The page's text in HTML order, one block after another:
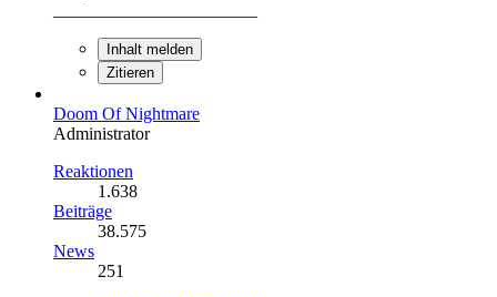
Inhalt melden
Zitieren
Doom Of Nightmare
Administrator
Reaktionen
1.638
Beiträge
38.575
News
251